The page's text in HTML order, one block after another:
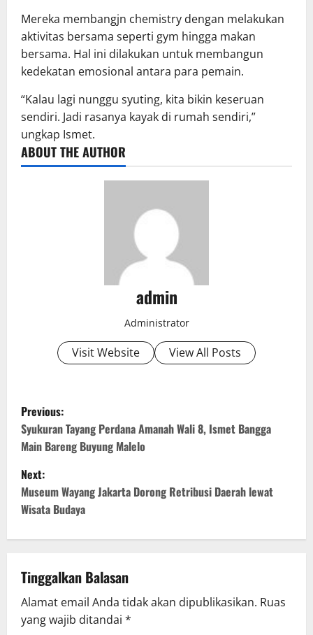
Mereka membangjn chemistry dengan melakukan
aktivitas bersama seperti gym hingga makan
bersama. Hal ini dilakukan untuk membangun
kedekatan emosional antara para pemain.
“Kalau lagi nunggu syuting, kita bikin keseruan
sendiri. Jadi rasanya kayak di rumah sendiri,”
ungkap Ismet.
ABOUT THE AUTHOR
admin
Administrator
Visit Website View All Posts
P
o
s
t
n
v
i
Previous:
Syukuran Tayang Perdana Amanah Wali 8, Ismet Bangga
Main Bareng Buyung Malelo
Next:
Museum Wayang Jakarta Dorong Retribusi Daerah lewat
Wisata Budaya
Tinggalkan Balasan
Alamat email Anda tidak akan dipublikasikan. Ruas
yang wajib ditandai *